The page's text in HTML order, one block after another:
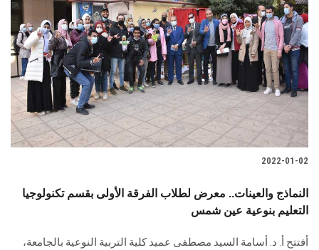
2022-01-02
النماذج والعينات.. معرض لطلاب الفرقة الأولى بقسم تكنولوجيا
التعليم بنوعية عين شمس
أفتتح أ. د. أسامة السيد مصطفى عميد كلية التربية النوعية بالجامعة،